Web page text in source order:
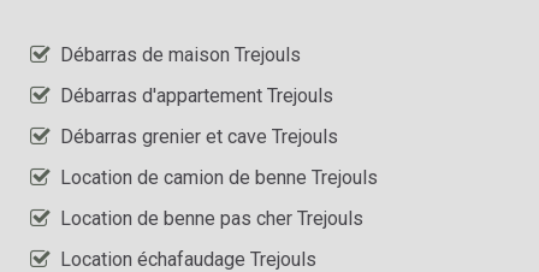
Débarras de maison Trejouls
Débarras d'appartement Trejouls
Débarras grenier et cave Trejouls
Location de camion de benne Trejouls
Location de benne pas cher Trejouls
Location échafaudage Trejouls